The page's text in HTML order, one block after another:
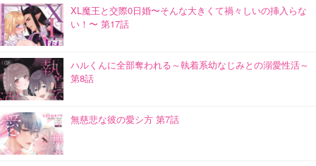
XL魔王と交際0日婚〜そんな大きくて禍々しいの挿入らな
い！〜 第17話
ハルくんに全部奪われる～執着系幼なじみとの溺愛性活～
第8話
無慈悲な彼の愛シ方 第7話